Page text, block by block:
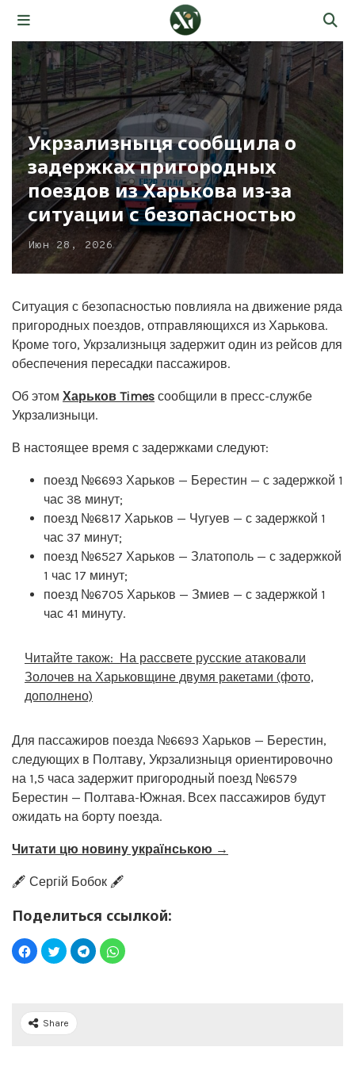
Укрзализныця сообщила о
задержках пригородных
поездов из Харькова из-за
ситуации с безопасностью
Июн 28, 2026
Ситуация с безопасностью повлияла на движение ряда
пригородных поездов, отправляющихся из Харькова.
Кроме того, Укрзализныця задержит один из рейсов для
обеспечения пересадки пассажиров.
Об этом Харьков Times сообщили в пресс-службе
Укрзализныци.
В настоящее время с задержками следуют:
поезд №6693 Харьков — Берестин — с задержкой 1
час 38 минут;
поезд №6817 Харьков — Чугуев — с задержкой 1
час 37 минут;
поезд №6527 Харьков — Златополь — с задержкой
1 час 17 минут;
поезд №6705 Харьков — Змиев — с задержкой 1
час 41 минуту.
Читайте також: На рассвете русские атаковали
Золочев на Харьковщине двумя ракетами (фото,
дополнено)
Для пассажиров поезда №6693 Харьков — Берестин,
следующих в Полтаву, Укрзализныця ориентировочно
на 1,5 часа задержит пригородный поезд №6579
Берестин — Полтава-Южная. Всех пассажиров будут
ожидать на борту поезда.
Читати цю новину українською →
🖋️ Сергій Бобок 🖋️
Поделиться ссылкой:
Share